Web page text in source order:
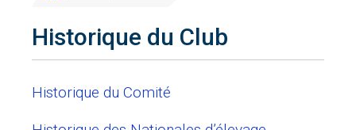
Historique du Club
Historique du Comité